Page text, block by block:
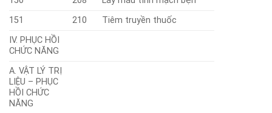
151
210
Tiêm truyền thuốc
IV. PHỤC HỒI
CHỨC NĂNG
A. VẬT LÝ TRỊ
LIỆU – PHỤC
HỒI CHỨC
NĂNG